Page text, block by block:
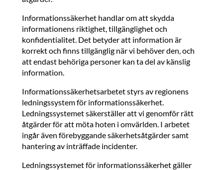
Informationssäkerhet handlar om att skydda
informationens riktighet, tillgänglighet och
konfidentialitet. Det betyder att information är
korrekt och finns tillgänglig när vi behöver den, och
att endast behöriga personer kan ta del av känslig
information.
Informationssäkerhetsarbetet styrs av regionens
ledningssystem för informationssäkerhet.
Ledningssystemet säkerställer att vi genomför rätt
åtgärder för att möta hoten i omvärlden. I arbetet
ingår även förebyggande säkerhetsåtgärder samt
hantering av inträffade incidenter.
Ledningssystemet för informationssäkerhet gäller